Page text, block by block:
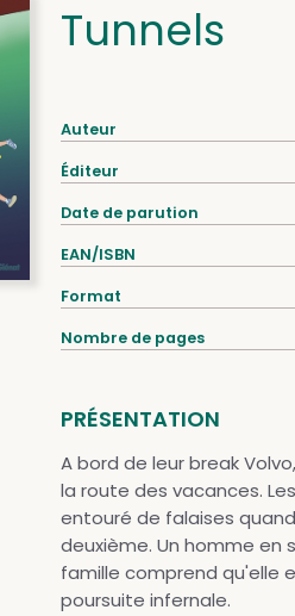
Tunnels
Auteur
Éditeur
Date de parution
EAN/ISBN
Format
Nombre de pages
PRÉSENTATION
A bord de leur break
la route des vacances.
entouré de falaises
deuxième. Un homme en
famille comprend qu'elle
poursuite infernale.